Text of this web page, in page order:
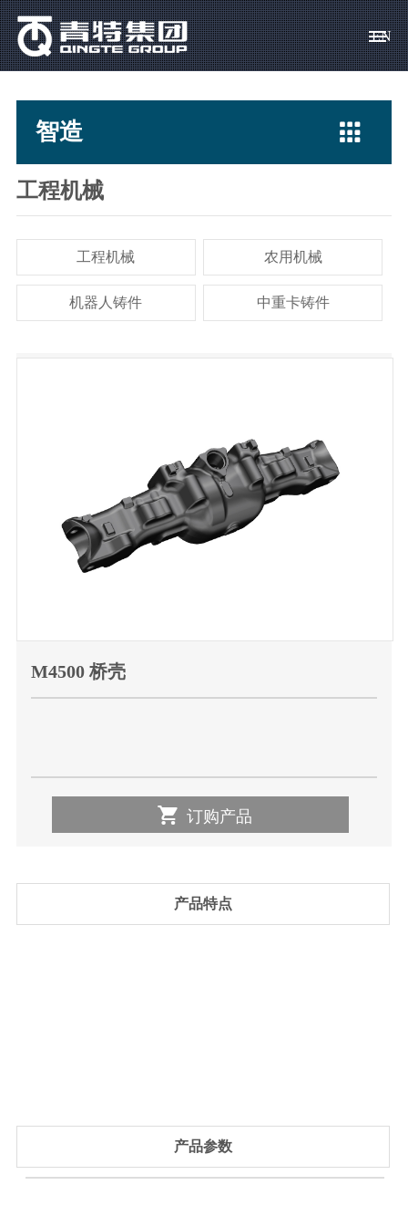
EN
青 特
集团领导
资料下载
智造
专用汽车
车桥零部件
创 新
创新体系
科技基地
营 销
客户服务
求 贤
社会招聘
员工关爱
简历投递
智造 
工程机械
工程机械 农用机械
机器人铸件 中重卡铸件
M4500 桥壳
 订购产品
产品特点
产品参数